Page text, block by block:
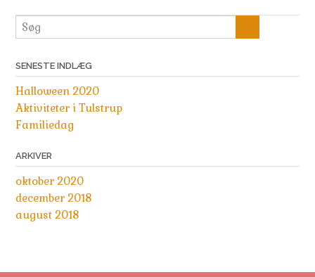
SENESTE INDLÆG
Halloween 2020
Aktiviteter i Tulstrup
Familiedag
ARKIVER
oktober 2020
december 2018
august 2018